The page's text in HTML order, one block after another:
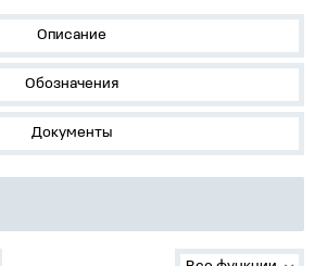
Описание
Обозначения
Документы